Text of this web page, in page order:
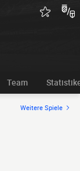
Team
Weitere Spiele